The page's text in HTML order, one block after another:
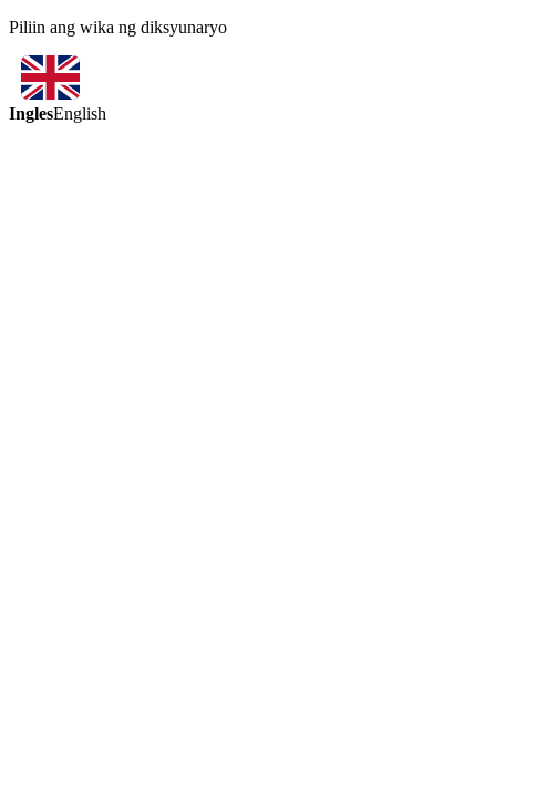
Piliin ang wika ng diksyunaryo
InglesEnglish